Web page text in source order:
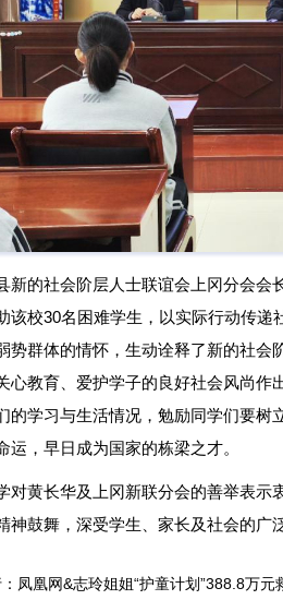
新的社会阶层人士联谊会上冈分会会
该校30名困难学生，以实际行动传
势群体的情怀，生动诠释了新的社
心教育、爱护学子的良好社会风尚
的学习与生活情况，勉励同学们要树
运，早日成为国家的栋梁之才。
对黄长华及上冈新联分会的善举表
神鼓舞，深受学生、家长及社会的广
凤凰网&志玲姐姐“护童计划”388.8万元